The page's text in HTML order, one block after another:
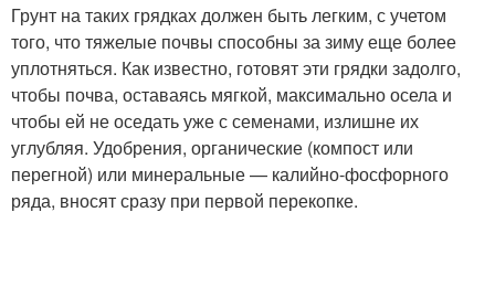
Грунт на таких грядках должен быть легким, с учетом
того, что тяжелые почвы способны за зиму еще более
уплотняться. Как известно, готовят эти грядки задолго,
чтобы почва, оставаясь мягкой, максимально осела и
чтобы ей не оседать уже с семенами, излишне их
углубляя. Удобрения, органические (компост или
перегной) или минеральные — калийно-фосфорного
ряда, вносят сразу при первой перекопке.